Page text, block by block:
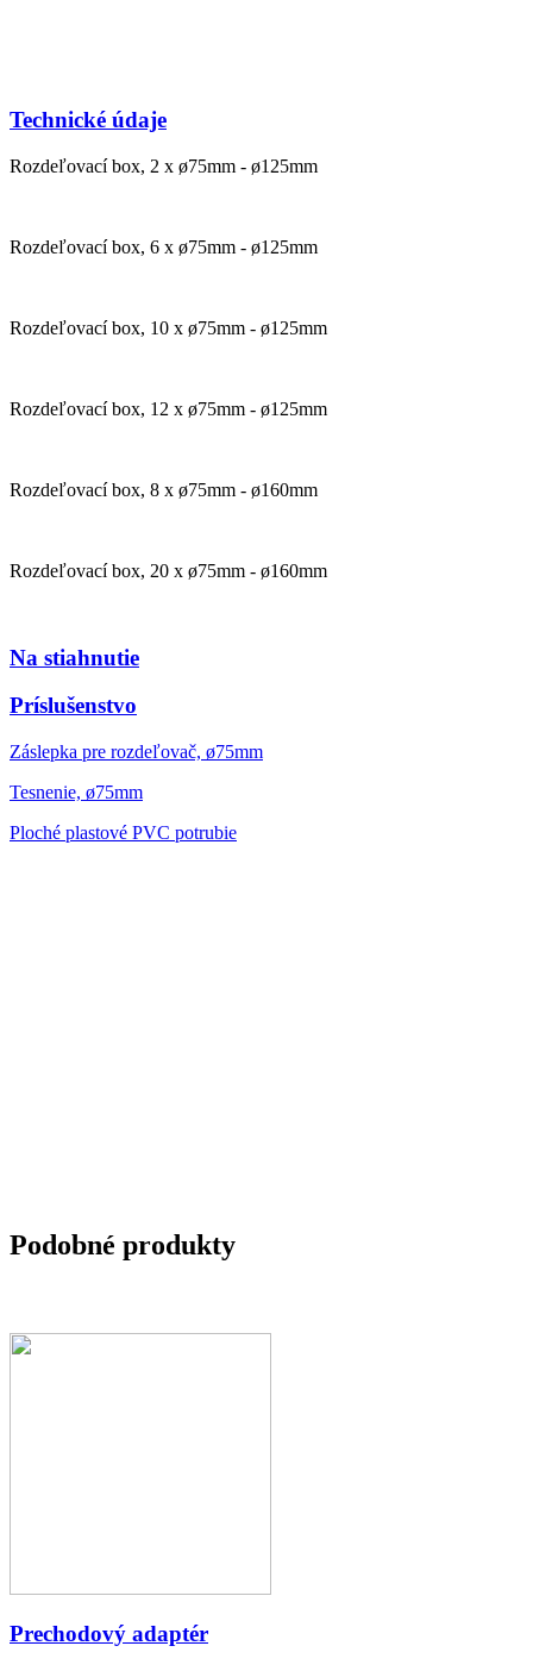
Technické údaje
Rozdeľovací box, 2 x ø75mm - ø125mm
Rozdeľovací box, 6 x ø75mm - ø125mm
Rozdeľovací box, 10 x ø75mm - ø125mm
Rozdeľovací box, 12 x ø75mm - ø125mm
Rozdeľovací box, 8 x ø75mm - ø160mm
Rozdeľovací box, 20 x ø75mm - ø160mm
Na stiahnutie
Príslušenstvo
Záslepka pre rozdeľovač, ø75mm
Tesnenie, ø75mm
Ploché plastové PVC potrubie
Podobné produkty
Prechodový adaptér